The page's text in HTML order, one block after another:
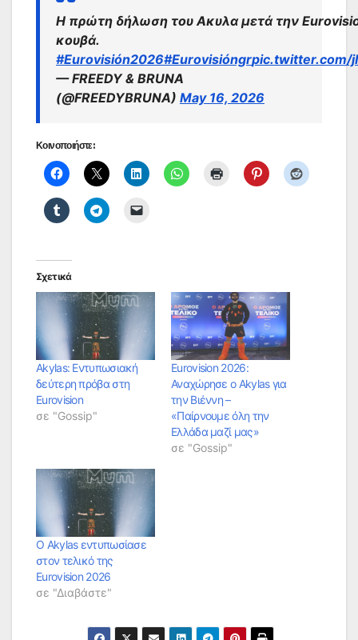
Η πρώτη δήλωση του Ακυλα μετά την
κουβά.
#Eurovisión2026#Eurovisióngrpic.twitter.com/
— FREEDY & BRUNA
(@FREEDYBRUNA) May 16, 2026
Κοινοποιήστε:
Σχετικά
Akylas: Εντυπωσιακή
δεύτερη πρόβα στη
Eurovision
σε "Gossip"
Eurovision 2026:
Αναχώρησε ο Akylas για
την Βιέννη –
«Παίρνουμε όλη την
Ελλάδα μαζί μας»
σε "Gossip"
Ο Akylas εντυπωσίασε
στον τελικό της
Eurovision 2026
σε "Διαβάστε"